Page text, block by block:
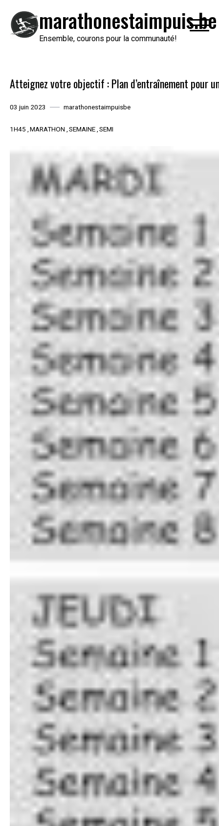
contenu
marathonestaimpuis.be
Ensemble, courons pour la communauté!
Atteignez votre objectif : Plan d’entraînement pour
03 juin 2023 marathonestaimpuisbe
1H45 MARATHON SEMAINE SEMI